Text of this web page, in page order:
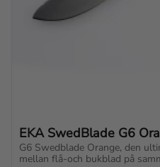
EKA SwedBlade G6
G6 Swedblade Orange, den
mellan flå-och bukblad på